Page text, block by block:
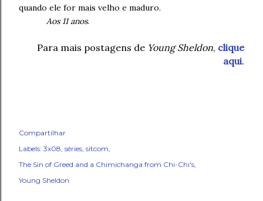
quando ele for mais velho e maduro.
Aos 11 anos.
Para mais postagens de Young Sheldon, clique
aqui.
Compartilhar
Labels: 3x08 séries sitcom
The Sin of Greed and a Chimichanga from Chi-Chi's
Young Sheldon